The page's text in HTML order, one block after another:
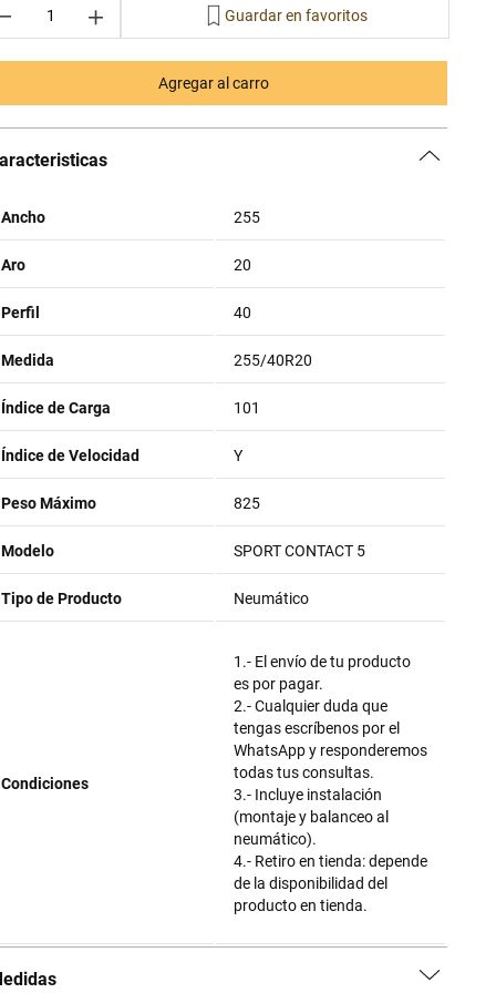
＋
Agregar al carro
Ancho 255
Aro 20
Perfil 40
Medida 255/40R20
Índice de Carga 101
Índice de Velocidad Y
Peso Máximo 825
Modelo SPORT CONTACT 5
Tipo de Producto Neumático
Condiciones
1.- El envío de tu producto
es por pagar.
2.- Cualquier duda que
tengas escríbenos por el
WhatsApp y responderemos
todas tus consultas.
3.- Incluye instalación
(montaje y balanceo al
neumático).
4.- Retiro en tienda: depende
de la disponibilidad del
producto en tienda.